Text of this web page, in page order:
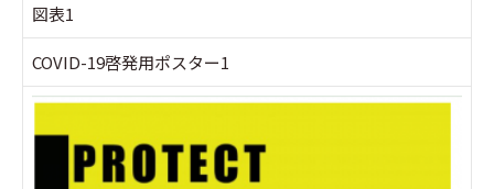
図表1
COVID-19啓発用ポスター1